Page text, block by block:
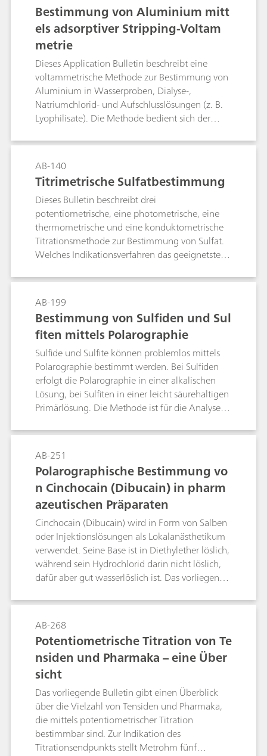
Bestimmung von Aluminium mitt
els adsorptiver Stripping-Voltam
metrie
Dieses Application Bulletin beschreibt eine
voltammetrische Methode zur Bestimmung von
Aluminium in Wasserproben, Dialyse-,
Natriumchlorid- und Aufschlusslösungen (z. B.
Lyophilisate). Die Methode bedient sich der
(Eriochromblauschwarz R). Der gebildete
Komplex kann bei 60 °C elektrochemisch leicht
reduziert werden. Die Bestimmungsgrenze
hängt von der Reinheit der verwendeten
Reagenzien ab und liegt bei etwa 5 µg/L.
AB-140
Titrimetrische Sulfatbestimmung
Dieses Bulletin beschreibt drei
potentiometrische, eine photometrische, eine
thermometrische und eine konduktometrische
Titrationsmethode zur Bestimmung von Sulfat.
Welches Indikationsverfahren das geeignetste
ab.Methode 1: Fällung als Bariumsulfat und
Rücktitration des Ba2+ -Überschusses mit EGTA.
Verwendung der ionenselektiven Calcium-
Elektrode als Indikatorelektrode.Methode 2: Wie
Methode 1, jedoch mit der
Elektrodenkombination
Wolfram/Platin.Methode 3: Fällungstitration in
halbwässriger Lösung mit Bleinitrat gemäß der
Europäischen Pharmacopoeia mit der
ionenselektiven Blei-Elektrode als
Indikatorelektrode.Methode 4: Photometrische
Titration mit Bleinitrat, Dithizon-Indikator und
Konzentrationen (bis zu 5 mg SO42- in der
Probelösung) geeignet.Methode 5:
Thermometrische Fällungstitration mit Ba2+ in
wässriger Lösung, speziell geeignet für
Düngemittel.Methode 6: Konduktometrische
Titration mit Bariumacetat gemäss DIN
53127Methode 6: Konduktometrische Titration
mit Bariumazetat basierend auf DIN 53127.
AB-199
Bestimmung von Sulfiden und Sul
fiten mittels Polarographie
Sulfide und Sulfite können problemlos mittels
Polarographie bestimmt werden. Bei Sulfiden
erfolgt die Polarographie in einer alkalischen
Lösung, bei Sulfiten in einer leicht säurehaltigen
Primärlösung. Die Methode ist für die Analyse
Abwasser und Rauchgaslösungen,
photographischen Lösungen usw. geeignet.
AB-251
Polarographische Bestimmung vo
n Cinchocain (Dibucain) in pharm
azeutischen Präparaten
Cinchocain (Dibucain) wird in Form von Salben
oder Injektionslösungen als Lokalanästhetikum
verwendet. Seine Base ist in Diethylether löslich,
während sein Hydrochlorid darin nicht löslich,
dafür aber gut wasserlöslich ist. Das vorliegende
Cinchocain in Salben, Cremes und
Injektionslösungen unter Verwendung der
Differential-Pulse-Polarographie. Als
Grundelektrolyt dient dabei ein Acetatpuffer pH
= 4,8. Die Bestimmungsgrenze und der lineare
Arbeitsbereich des Verfahrens werden
angegeben. Auf die notwendigen
Probenvorbereitungsschritte wird ebenfalls
eingegangen.
AB-268
Potentiometrische Titration von Te
nsiden und Pharmaka – eine Über
sicht
Das vorliegende Bulletin gibt einen Überblick
über die Vielzahl von Tensiden und Pharmaka,
die mittels potentiometrischer Titration
bestimmbar sind. Zur Indikation des
Titrationsendpunkts stellt Metrohm fünf